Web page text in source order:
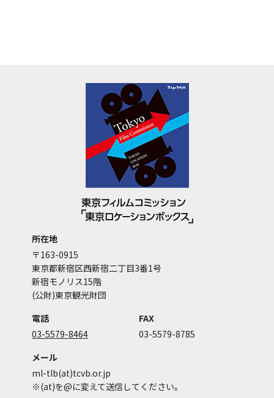
所在地
〒163-0915
東京都新宿区西新宿二丁目3番1号
新宿モノリス15階
(公財)東京観光財団
電話
03-5579-8464
FAX
03-5579-8785
メール
ml-tlb(at)tcvb.or.jp
※(at)を@に変えて送信してください。